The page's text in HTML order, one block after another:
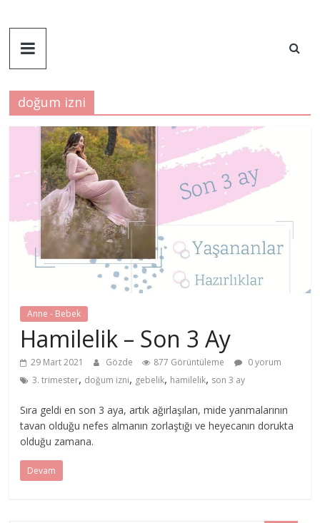
doğum izni
Anne - Bebek
Hamilelik – Son 3 Ay
29 Mart 2021 Gözde 877 Görüntüleme
0 yorum
3. trimester, doğum izni, gebelik, hamilelik, son 3 ay
Sıra geldi en son 3 aya, artık ağırlaşılan, mide yanmalarının
tavan olduğu nefes almanın zorlaştığı ve heyecanın dorukta
olduğu zamana.
Devam